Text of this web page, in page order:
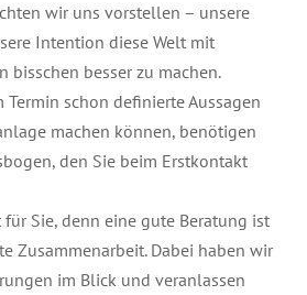
wir uns vorstellen – unsere
Intention diese Welt mit
bisschen besser zu machen.
schon definierte Aussagen
machen können, benötigen
den Sie beim Erstkontakt
Sie, denn eine gute Beratung ist
Zusammenarbeit. Dabei haben wir
im Blick und veranlassen